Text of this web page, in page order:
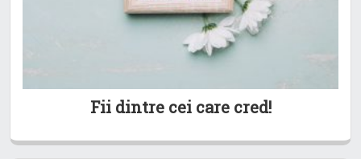
Fii dintre cei care cred!